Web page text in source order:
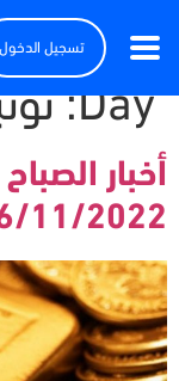
تسجيل الدخول
Day: نونبر
أخبار
11/2022